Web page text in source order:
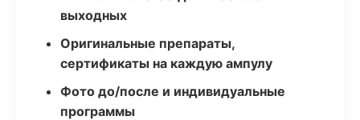
выходных
Оригинальные препараты,
сертификаты на каждую ампулу
Фото до/после и индивидуальные
программы